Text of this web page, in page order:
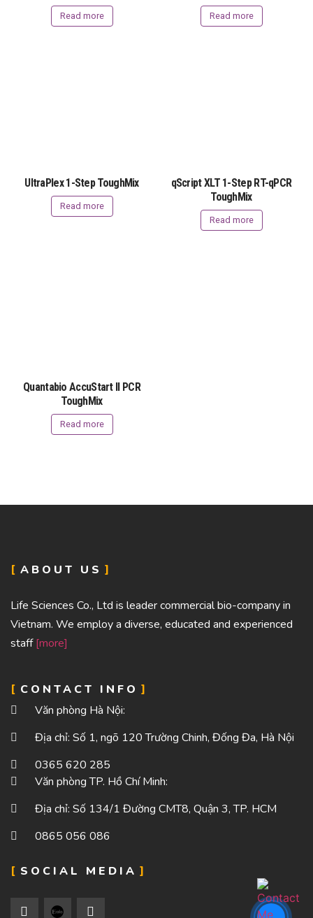
Read more Read more
UltraPlex 1-Step ToughMix
Read more
qScript XLT 1-Step RT-qPCR
ToughMix
Read more
Quantabio AccuStart II PCR
ToughMix
Read more
ABOUT US
Life Sciences Co., Ltd is leader commercial bio-company in
Vietnam. We employ a diverse, educated and experienced
staff[more]
CONTACT INFO
Văn phòng Hà Nội:
Địa chỉ: Số 1, ngõ 120 Trường Chinh, Đống Đa, Hà Nội
0365 620 285
Văn phòng TP. Hồ Chí Minh:
Địa chỉ: Số 134/1 Đường CMT8, Quận 3, TP. HCM
0865 056 086
SOCIAL MEDIA